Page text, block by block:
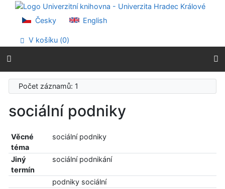
Přejít na obsah
Přejít na menu
Prohlášení o webové přístupnosti
Česky English
V košíku (0)
Počet záznamů: 1
sociální podniky
Věcné
téma
sociální podniky
Jiný
termín
sociální podnikání
podniky sociální